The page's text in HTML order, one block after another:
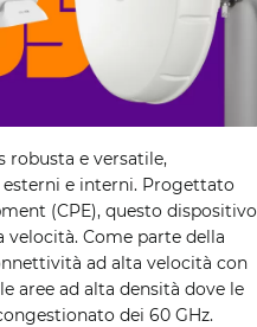
robusta e versatile,
e interni. Progettato
(CPE), questo dispositivo
Come parte della
ad alta velocità con
aree ad alta densità dove le
dei 60 GHz.